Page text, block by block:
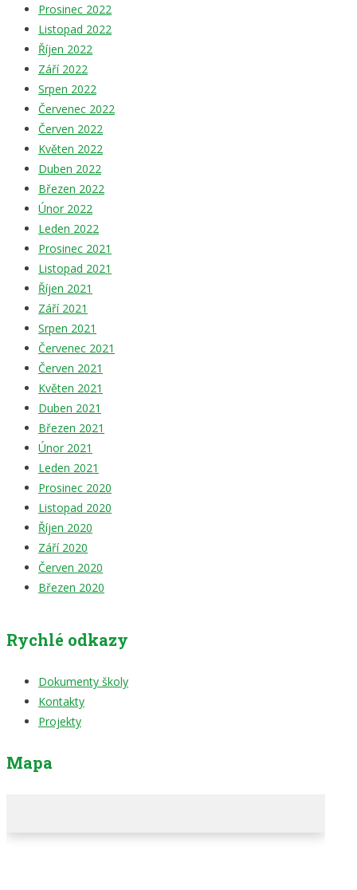
Prosinec 2022
Listopad 2022
Říjen 2022
Září 2022
Srpen 2022
Červenec 2022
Červen 2022
Květen 2022
Duben 2022
Březen 2022
Únor 2022
Leden 2022
Prosinec 2021
Listopad 2021
Říjen 2021
Září 2021
Srpen 2021
Červenec 2021
Červen 2021
Květen 2021
Duben 2021
Březen 2021
Únor 2021
Leden 2021
Prosinec 2020
Listopad 2020
Říjen 2020
Září 2020
Červen 2020
Březen 2020
Rychlé odkazy
Dokumenty školy
Kontakty
Projekty
Mapa